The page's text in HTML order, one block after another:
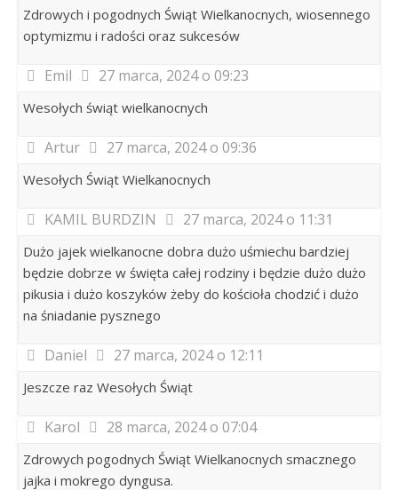
Zdrowych i pogodnych Świąt Wielkanocnych, wiosennego
optymizmu i radości oraz sukcesów
Emil 27 marca, 2024 o 09:23
Wesołych świąt wielkanocnych
Artur 27 marca, 2024 o 09:36
Wesołych Świąt Wielkanocnych
KAMIL BURDZIN 27 marca, 2024 o 11:31
Dużo jajek wielkanocne dobra dużo uśmiechu bardziej
będzie dobrze w święta całej rodziny i będzie dużo dużo
pikusia i dużo koszyków żeby do kościoła chodzić i dużo
na śniadanie pysznego
Daniel 27 marca, 2024 o 12:11
Jeszcze raz Wesołych Świąt
Karol 28 marca, 2024 o 07:04
Zdrowych pogodnych Świąt Wielkanocnych smacznego
jajka i mokrego dyngusa.